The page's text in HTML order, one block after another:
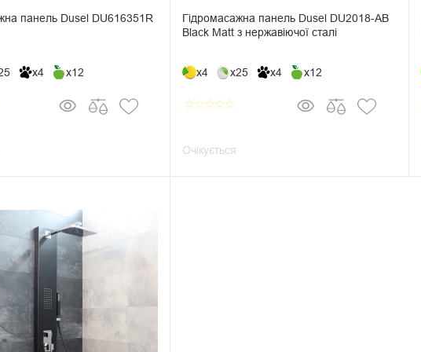
панель Dusel DU616351R
x4 x12
Гідромасажна панель Dusel DU2018-АВ
Black Matt з нержавіючої сталі
x4 x25 x4 x12
star_borderstar_borderstar_borderstar_borderstar_border
Очікується